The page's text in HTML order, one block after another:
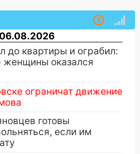
06.08.2026
до квартиры и ограбил:
женщины оказался
ограничат движение
готовы
если им